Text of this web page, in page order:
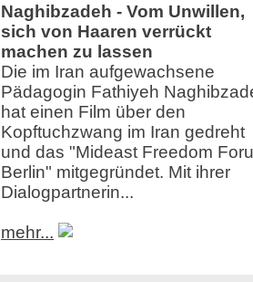
Naghibzadeh - Vom Unwillen,
sich von Haaren verrückt
machen zu lassen
Die im Iran aufgewachsene
Pädagogin Fathiyeh
hat einen Film über den
Kopftuchzwang im Iran gedreht
und das "Mideast Freedom
Berlin" mitgegründet. Mit ihrer
Dialogpartnerin...
mehr...